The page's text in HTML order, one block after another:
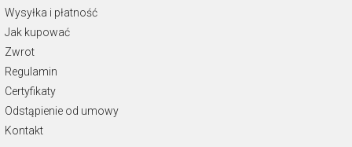
Wysyłka i płatność
Jak kupować
Zwrot
Regulamin
Certyfikaty
Odstąpienie od umowy
Kontakt